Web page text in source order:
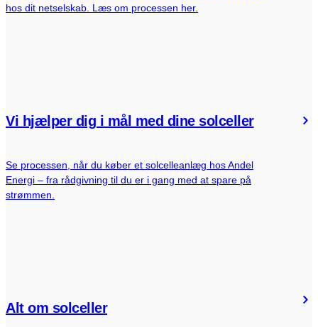
hos dit netselskab. Læs om processen her.
Vi hjælper dig i mål med dine solceller
Se processen, når du køber et solcelleanlæg hos Andel
Energi – fra rådgivning til du er i gang med at spare på
strømmen.
Alt om solceller